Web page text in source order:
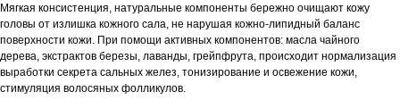
Мягкая консистенция, натуральные компоненты бережно очищают кожу
головы от излишка кожного сала, не нарушая кожно-липидный баланс
поверхности кожи. При помощи активных компонентов: масла чайного
дерева, экстрактов березы, лаванды, грейпфрута, происходит нормализация
выработки секрета сальных желез, тонизирование и освежение кожи,
стимуляция волосяных фолликулов.